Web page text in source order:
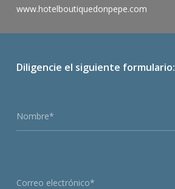
www.hotelboutiquedonpepe.com
Diligencie el siguiente formulario:
Nombre*
Correo electrónico*